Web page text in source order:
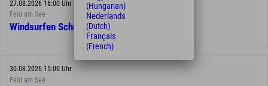
27.08.2026 16:00 Uhr
Feld am See
Windsurfen Schnuppern am Brennsee
30.08.2026 15:00 Uhr
Feld am See
(Hungarian)
Nederlands
(Dutch)
Français
(French)